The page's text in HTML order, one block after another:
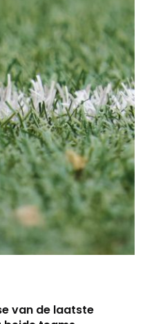
van de laatste